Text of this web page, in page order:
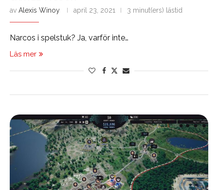
av Alexis Winoy april 23, 2021 3 minut(ers) lästid
Narcos i spelstuk? Ja, varför inte…
Läs mer